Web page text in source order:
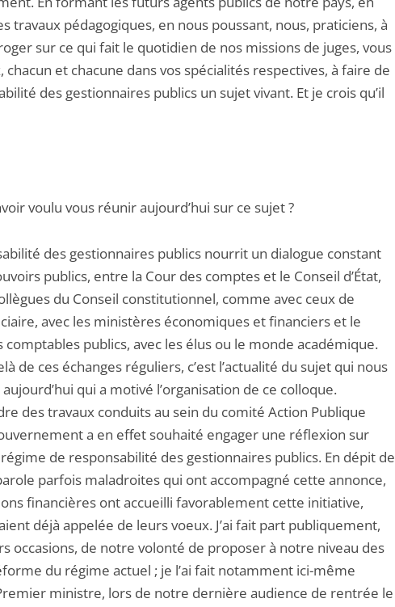
travaux pédagogiques, en nous poussant, nous, praticiens, à
sur ce qui fait le quotidien de nos missions de juges, vous
chacun et chacune dans vos spécialités respectives, à faire de
des gestionnaires publics un sujet vivant. Et je crois qu’il
voulu vous réunir aujourd’hui sur ce sujet ?
des gestionnaires publics nourrit un dialogue constant
publics, entre la Cour des comptes et le Conseil d’État,
du Conseil constitutionnel, comme avec ceux de
avec les ministères économiques et financiers et le
comptables publics, avec les élus ou le monde académique.
de ces échanges réguliers, c’est l’actualité du sujet qui nous
qui a motivé l’organisation de ce colloque.
des travaux conduits au sein du comité Action Publique
a en effet souhaité engager une réflexion sur
régime de responsabilité des gestionnaires publics. En dépit de
parfois maladroites qui ont accompagné cette annonce,
financières ont accueilli favorablement cette initiative,
déjà appelée de leurs voeux. J’ai fait part publiquement,
occasions, de notre volonté de proposer à notre niveau des
du régime actuel ; je l’ai fait notamment ici-même
ministre, lors de notre dernière audience de rentrée le